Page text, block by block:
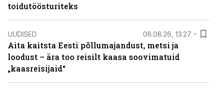
toidutöösturiteks
UUDISED 06.08.26, 13:27
Aita kaitsta Eesti põllumajandust, metsi ja
loodust – ära too reisilt kaasa soovimatuid
„kaasreisijaid“